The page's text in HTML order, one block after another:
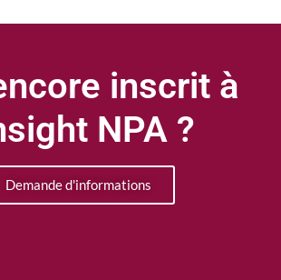
inscrit à
NPA ?
Demande d'informations